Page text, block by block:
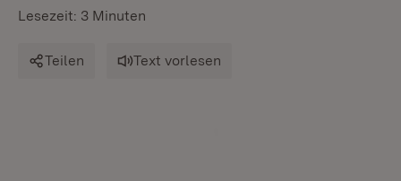
Lesezeit: 3 Minuten
Teilen Text vorlesen